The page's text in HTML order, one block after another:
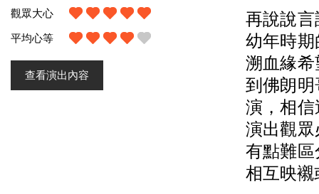
觀眾大心
平均心等
查看演出內容
再說說
幼年時
溯血緣
到佛朗
演，相
演出觀
有點難
相互映襯